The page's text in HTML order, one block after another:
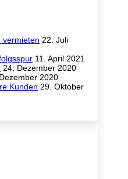
vermieten 22. Juli
11. April 2021
24. Dezember 2020
2020
Kunden 29. Oktober